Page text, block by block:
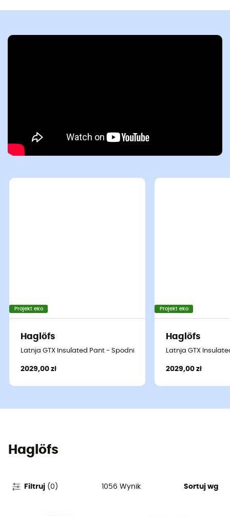
Projekt eko
Haglöfs
Latnja GTX Insulated Pant - Spodnie narciarskie męskie
2029,00 zł
Projekt eko
Haglöfs
Latnja GTX
2029,00 zł
Haglöfs
Filtruj (0 ) 1056 Wynik Sortuj wg